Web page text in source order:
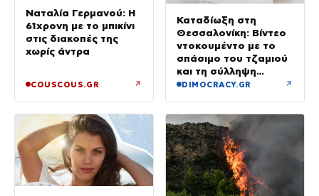
Ναταλία Γερμανού: Η
61χρονη με το μπικίνι
στις διακοπές της
χωρίς άντρα
COUSCOUS.GR ↗
Καταδίωξη στη
Θεσσαλονίκη: Βίντεο
ντοκουμέντο με το
σπάσιμο του τζαμιού
και τη σύλληψη
37χρονου με
DIMOCRACY.GR ↗